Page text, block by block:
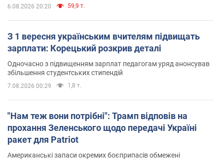
6.08.2026 20:20 59,9 т.
З 1 вересня українським вчителям підвищать
зарплати: Корецький розкрив деталі
Одночасно з підвищенням зарплат педагогам уряд анонсував
збільшення студентських стипендій
7.08.2026 00:29 1,8 т.
"Нам теж вони потрібні": Трамп відповів на
прохання Зеленського щодо передачі Україні
ракет для Patriot
Американські запаси окремих боєприпасів обмежені